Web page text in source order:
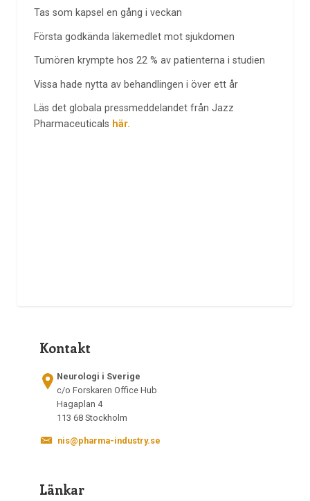
Tas som kapsel en gång i veckan
Första godkända läkemedlet mot sjukdomen
Tumören krympte hos 22 % av patienterna i studien
Vissa hade nytta av behandlingen i över ett år
Läs det globala pressmeddelandet från Jazz
Pharmaceuticals här.
Kontakt
Neurologi i Sverige
c/o Forskaren Office Hub
Hagaplan 4
113 68 Stockholm
nis@pharma-industry.se
Länkar